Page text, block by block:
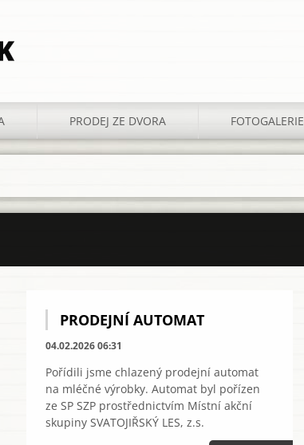
PRODEJ ZE DVORA FOTOGALERIE
PRODEJNÍ AUTOMAT
04.02.2026 06:31
Pořídili jsme chlazený prodejní automat
na mléčné výrobky. Automat byl pořízen
ze SP SZP prostřednictvím Místní akční
skupiny SVATOJIŘSKÝ LES, z.s.